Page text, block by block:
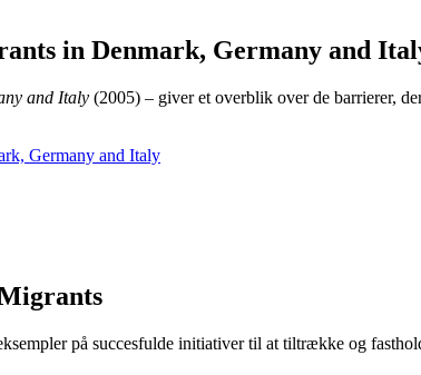
in Denmark, Germany and
and Italy (2005) – giver et overblik over de barrierer,
Germany and Italy
på succesfulde initiativer til at tiltrække og